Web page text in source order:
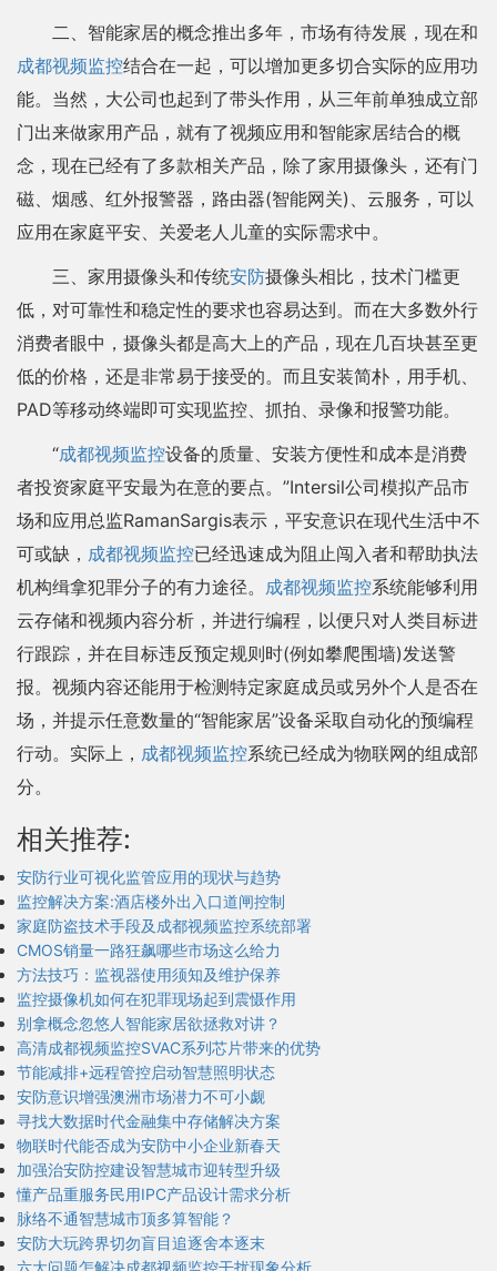
二、智能家居的概念推出多年，市场有待发展，现在和
成都视频监控结合在一起，可以增加更多切合实际的应用功
能。当然，大公司也起到了带头作用，从三年前单独成立部
门出来做家用产品，就有了视频应用和智能家居结合的概
念，现在已经有了多款相关产品，除了家用摄像头，还有门
磁、烟感、红外报警器，路由器(智能网关)、云服务，可以
应用在家庭平安、关爱老人儿童的实际需求中。
三、家用摄像头和传统安防摄像头相比，技术门槛更
低，对可靠性和稳定性的要求也容易达到。而在大多数外行
消费者眼中，摄像头都是高大上的产品，现在几百块甚至更
低的价格，还是非常易于接受的。而且安装简朴，用手机、
PAD等移动终端即可实现监控、抓拍、录像和报警功能。
“成都视频监控设备的质量、安装方便性和成本是消费
者投资家庭平安最为在意的要点。”Intersil公司模拟产品市
场和应用总监RamanSargis表示，平安意识在现代生活中不
可或缺， 成都视频监控已经迅速成为阻止闯入者和帮助执法
机构缉拿犯罪分子的有力途径。 成都视频监控系统能够利用
云存储和视频内容分析，并进行编程，以便只对人类目标进
行跟踪，并在目标违反预定规则时(例如攀爬围墙)发送警
报。视频内容还能用于检测特定家庭成员或另外个人是否在
场，并提示任意数量的“智能家居”设备采取自动化的预编程
行动。实际上， 成都视频监控系统已经成为物联网的组成部
分。
相关推荐:
安防行业可视化监管应用的现状与趋势
监控解决方案:酒店楼外出入口道闸控制
家庭防盗技术手段及成都视频监控系统部署
CMOS销量一路狂飙哪些市场这么给力
方法技巧：监视器使用须知及维护保养
监控摄像机如何在犯罪现场起到震慑作用
别拿概念忽悠人智能家居欲拯救对讲？
高清成都视频监控SVAC系列芯片带来的优势
节能减排+远程管控启动智慧照明状态
安防意识增强澳洲市场潜力不可小觑
寻找大数据时代金融集中存储解决方案
物联时代能否成为安防中小企业新春天
加强治安防控建设智慧城市迎转型升级
懂产品重服务民用IPC产品设计需求分析
脉络不通智慧城市顶多算智能？
安防大玩跨界切勿盲目追逐舍本逐末
六大问题怎解决成都视频监控干扰现象分析